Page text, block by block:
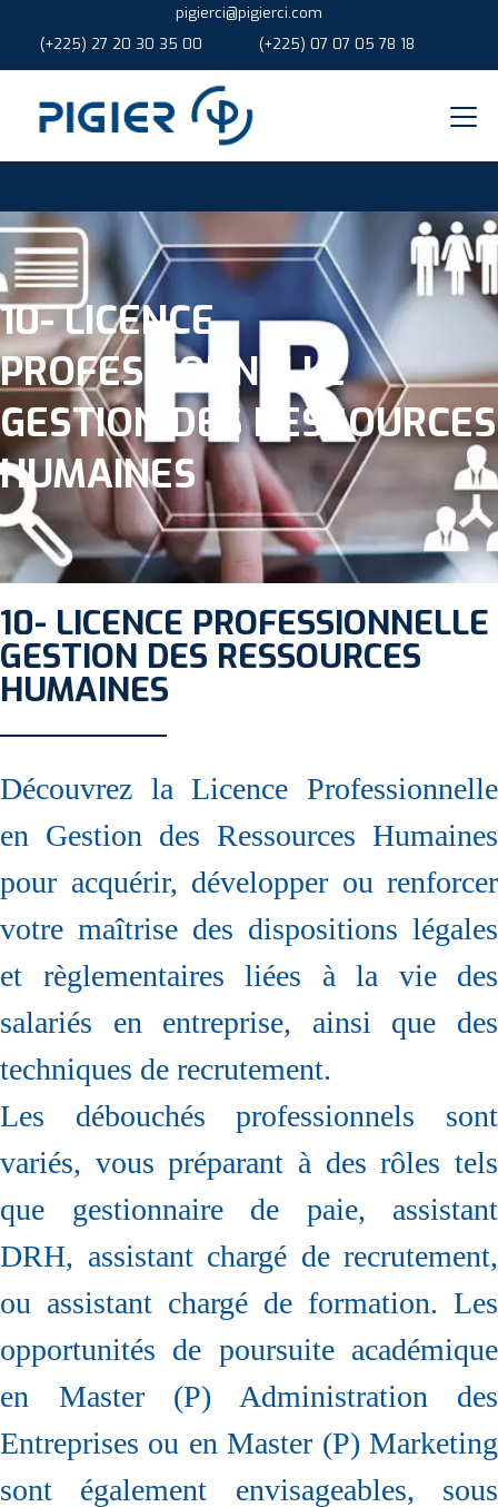
pigierci@pigierci.com
(+225) 27 20 30 35 00
(+225) 07 07 05 78 18
10- LICENCE
PROFESSIONNELLE
GESTION DES RESSOURCES
HUMAINES
10- LICENCE PROFESSIONNELLE
GESTION DES RESSOURCES
HUMAINES
Découvrez la Licence Professionnelle
en Gestion des Ressources Humaines
pour acquérir, développer ou renforcer
votre maîtrise des dispositions légales
et règlementaires liées à la vie des
salariés en entreprise, ainsi que des
techniques de recrutement.
Les débouchés professionnels sont
variés, vous préparant à des rôles tels
que gestionnaire de paie, assistant
DRH, assistant chargé de recrutement,
ou assistant chargé de formation. Les
opportunités de poursuite académique
en Master (P) Administration des
Entreprises ou en Master (P) Marketing
sont également envisageables, sous